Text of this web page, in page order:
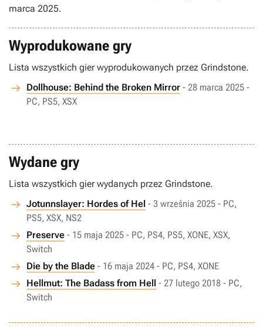
marca 2025.
Wyprodukowane gry
Lista wszystkich gier wyprodukowanych przez Grindstone.
Dollhouse: Behind the Broken Mirror - 28 marca 2025 -
PC, PS5, XSX
Wydane gry
Lista wszystkich gier wydanych przez Grindstone.
Jotunnslayer: Hordes of Hel - 3 września 2025 - PC,
PS5, XSX, NS2
Preserve - 15 maja 2025 - PC, PS4, PS5, XONE, XSX,
Switch
Die by the Blade - 16 maja 2024 - PC, PS4, XONE
Hellmut: The Badass from Hell - 27 lutego 2018 - PC,
Switch